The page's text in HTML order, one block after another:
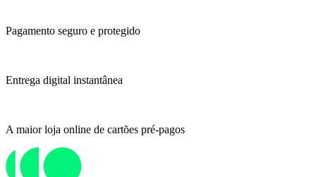
Pagamento seguro e protegido
Entrega digital instantânea
A maior loja online de cartões pré-pagos